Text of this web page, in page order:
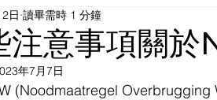
注意事項關於
日 讀畢需時 1 分鐘
年7月7日
(Noodmaatregel